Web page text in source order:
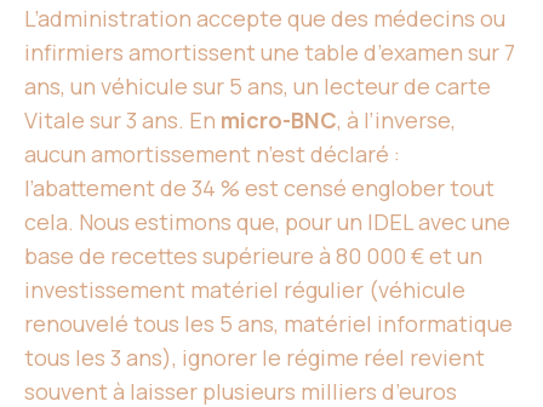
L’administration accepte que des médecins ou
infirmiers amortissent une table d’examen sur 7
ans, un véhicule sur 5 ans, un lecteur de carte
Vitale sur 3 ans. En micro-BNC, à l’inverse,
aucun amortissement n’est déclaré :
l’abattement de 34 % est censé englober tout
cela. Nous estimons que, pour un IDEL avec une
base de recettes supérieure à 80 000 € et un
investissement matériel régulier (véhicule
renouvelé tous les 5 ans, matériel informatique
tous les 3 ans), ignorer le régime réel revient
souvent à laisser plusieurs milliers d’euros